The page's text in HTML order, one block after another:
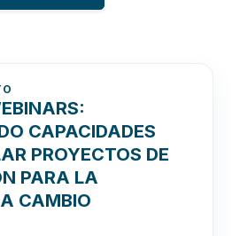
CAPACIDADES
PROYECTOS DE
PARA LA
CAMBIO